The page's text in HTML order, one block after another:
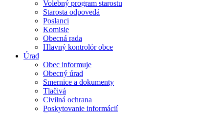
Volebný program starostu
Starosta odpovedá
Poslanci
Komisie
Obecná rada
Hlavný kontrolór obce
Úrad
Obec informuje
Obecný úrad
Smernice a dokumenty
Tlačivá
Civilná ochrana
Poskytovanie informácií